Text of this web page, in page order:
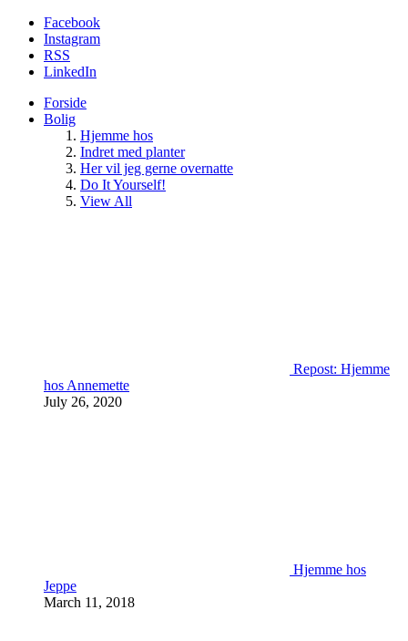
Facebook
Instagram
RSS
LinkedIn
Forside
Bolig
Hjemme hos
Indret med planter
Her vil jeg gerne overnatte
Do It Yourself!
View All
Repost: Hjemme
hos Annemette
July 26, 2020
Hjemme hos
Jeppe
March 11, 2018